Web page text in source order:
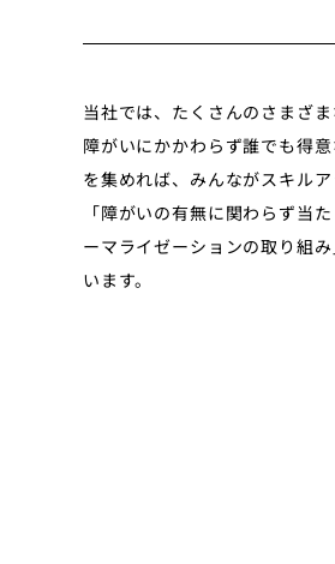
当社では、たくさんのさまざ
障がいにかかわらず誰でも得
を集めれば、みんながスキル
「障がいの有無に関わらず当
ーマライゼーションの取り組
います。